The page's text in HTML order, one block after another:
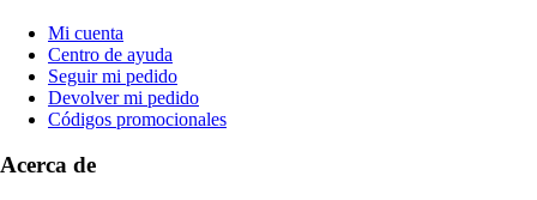
Mi cuenta
Centro de ayuda
Seguir mi pedido
Devolver mi pedido
Códigos promocionales
Acerca de